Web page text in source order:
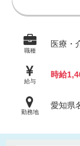
職種
医療・
給与
時給
勤務地
愛知県